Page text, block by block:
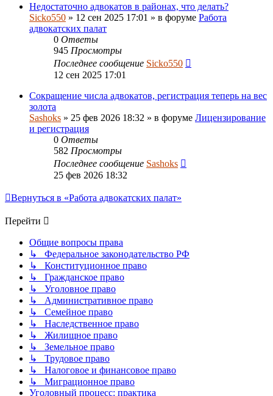
Недостаточно адвокатов в районах, что делать?
Sicko550 » 12 сен 2025 17:01 » в форуме Работа
адвокатских палат
0 Ответы
945 Просмотры
Последнее сообщение Sicko550
12 сен 2025 17:01
Сокращение числа адвокатов, регистрация теперь на вес
золота
Sashoks » 25 фев 2026 18:32 » в форуме Лицензирование
и регистрация
0 Ответы
582 Просмотры
Последнее сообщение Sashoks
25 фев 2026 18:32
Вернуться в «Работа адвокатских палат»
Перейти
Общие вопросы права
↳ Федеральное законодательство РФ
↳ Конституционное право
↳ Гражданское право
↳ Уголовное право
↳ Административное право
↳ Семейное право
↳ Наследственное право
↳ Жилищное право
↳ Земельное право
↳ Трудовое право
↳ Налоговое и финансовое право
↳ Миграционное право
Уголовный процесс: практика